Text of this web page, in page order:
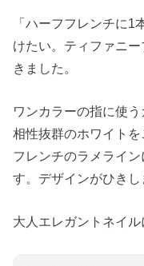
「ハーフフレンチに
けたい。ティファニ
きました。
ワンカラーの指に使
相性抜群のホワイト
フレンチのラメライ
す。デザインがひきし
大人エレガントネイ